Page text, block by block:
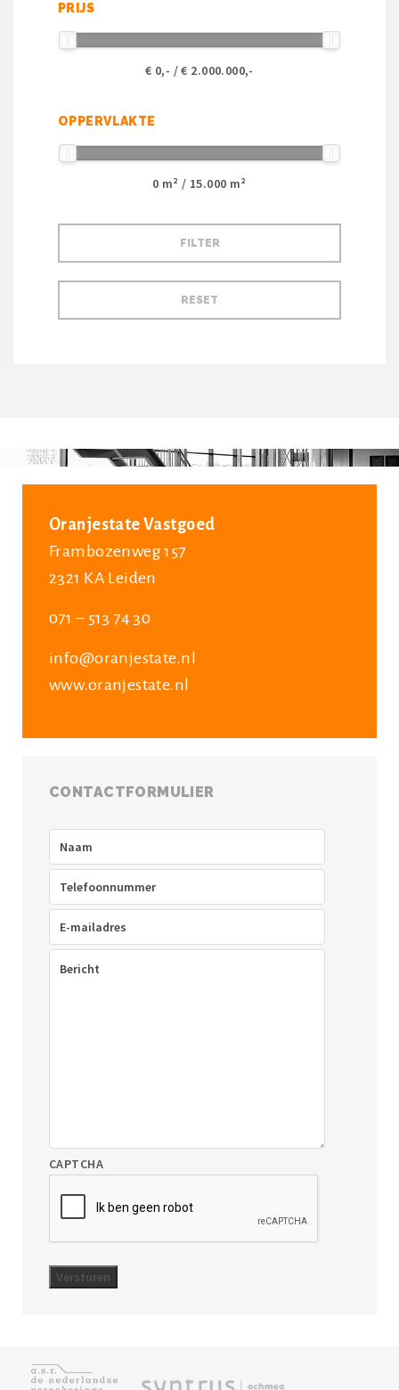
PRIJS
€ 0,- / € 2.000.000,-
OPPERVLAKTE
0 m² / 15.000 m²
Oranjestate Vastgoed
Frambozenweg 157
2321 KA Leiden
071 – 513 74 30
info@oranjestate.nl
www.oranjestate.nl
CONTACTFORMULIER
Telefoon
mailadres(Vereist)
CAPTCHA